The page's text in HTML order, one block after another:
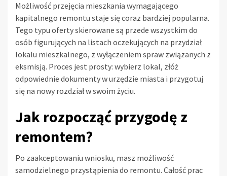
Możliwość przejęcia mieszkania wymagającego
kapitalnego remontu staje się coraz bardziej popularna.
Tego typu oferty skierowane są przede wszystkim do
osób figurujących na listach oczekujących na przydział
lokalu mieszkalnego, z wyłączeniem spraw związanych z
eksmisją. Proces jest prosty: wybierz lokal, złóż
odpowiednie dokumenty w urzędzie miasta i przygotuj
się na nowy rozdział w swoim życiu.
Jak rozpocząć przygodę z
remontem?
Po zaakceptowaniu wniosku, masz możliwość
samodzielnego przystąpienia do remontu. Całość prac